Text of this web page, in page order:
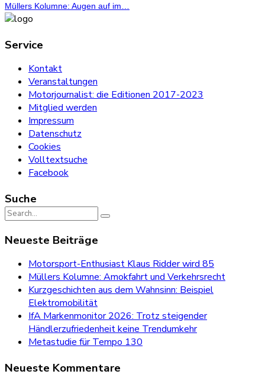
Müllers Kolumne: Augen auf im…
Service
Kontakt
Veranstaltungen
Motorjournalist: die Editionen 2017-2023
Mitglied werden
Impressum
Datenschutz
Cookies
Volltextsuche
Facebook
Suche
Search
for:
Neueste Beiträge
Motorsport-Enthusiast Klaus Ridder wird 85
Müllers Kolumne: Amokfahrt und Verkehrsrecht
Kurzgeschichten aus dem Wahnsinn: Beispiel
Elektromobilität
IfA Markenmonitor 2026: Trotz steigender
Händlerzufriedenheit keine Trendumkehr
Metastudie für Tempo 130
Neueste Kommentare